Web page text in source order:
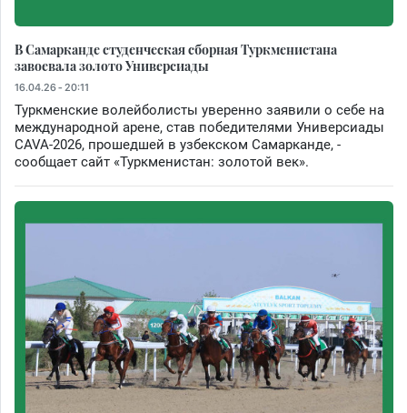
В Самарканде студенческая сборная Туркменистана
завоевала золото Универсиады
16.04.26 - 20:11
Туркменские волейболисты уверенно заявили о себе на
международной арене, став победителями Универсиады
CAVA-2026, прошедшей в узбекском Самарканде, -
сообщает сайт «Туркменистан: золотой век».